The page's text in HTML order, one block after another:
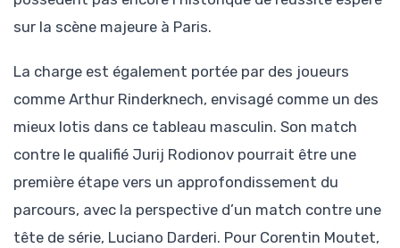
sur la scène majeure à Paris.
La charge est également portée par des joueurs
comme Arthur Rinderknech, envisagé comme un des
mieux lotis dans ce tableau masculin. Son match
contre le qualifié Jurij Rodionov pourrait être une
première étape vers un approfondissement du
parcours, avec la perspective d’un match contre une
tête de série, Luciano Darderi. Pour Corentin Moutet,